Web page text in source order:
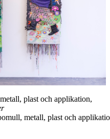
plast och applikation,
metall, plast och